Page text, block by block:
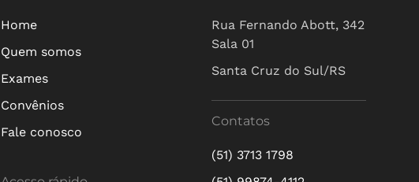
Home
Quem somos
Exames
Convênios
Fale conosco
Rua Fernando Abott, 342
Sala 01
Santa Cruz do Sul/RS
Contatos
(51) 3713 1798